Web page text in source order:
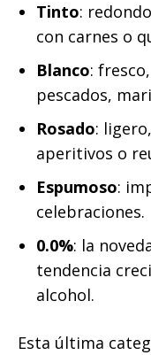
Tinto:
con carnes o
Blanco:
pescados,
Rosado:
aperitivos o
Espumoso:
celebraciones.
0.0%: la
tendencia
alcohol.
Esta última